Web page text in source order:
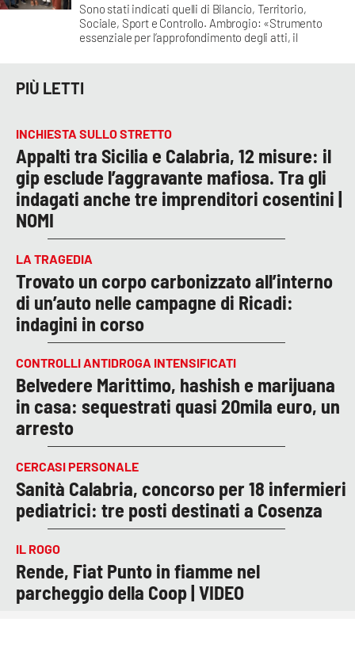
Sono stati indicati quelli di Bilancio, Territorio,
Sociale, Sport e Controllo. Ambrogio: «Strumento
essenziale per l’approfondimento degli atti, il
PIÙ LETTI
INCHIESTA SULLO STRETTO
Appalti tra Sicilia e Calabria, 12 misure: il
gip esclude l’aggravante mafiosa. Tra gli
indagati anche tre imprenditori cosentini |
NOMI
LA TRAGEDIA
Trovato un corpo carbonizzato all’interno
di un’auto nelle campagne di Ricadi:
indagini in corso
CONTROLLI ANTIDROGA INTENSIFICATI
Belvedere Marittimo, hashish e marijuana
in casa: sequestrati quasi 20mila euro, un
arresto
CERCASI PERSONALE
Sanità Calabria, concorso per 18 infermieri
pediatrici: tre posti destinati a Cosenza
IL ROGO
Rende, Fiat Punto in fiamme nel
parcheggio della Coop | VIDEO